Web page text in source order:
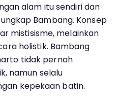
alam itu sendiri dan
Bambang. Konsep
mistisisme, melainkan
holistik. Bambang
tidak pernah
namun selalu
kepekaan batin.